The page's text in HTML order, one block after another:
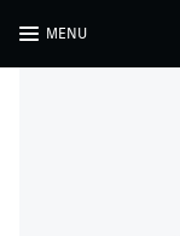
MENU